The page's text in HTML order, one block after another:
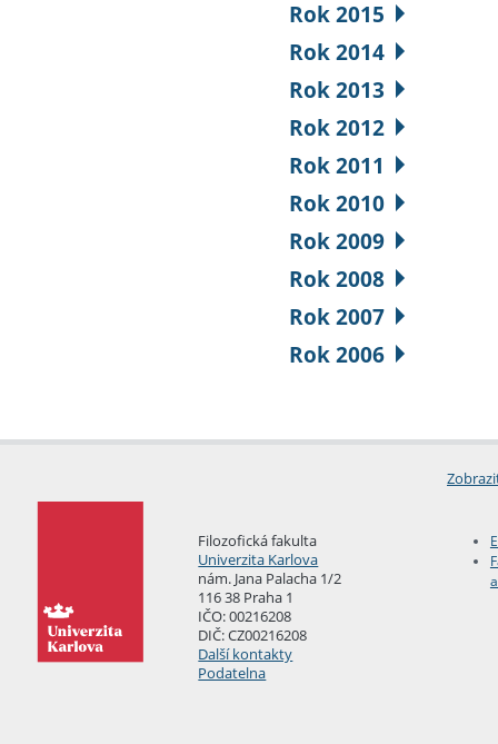
Rok 2015
Rok 2014
Rok 2013
Rok 2012
Rok 2011
Rok 2010
Rok 2009
Rok 2008
Rok 2007
Rok 2006
Filozofická fakulta
Univerzita Karlova
nám. Jana Palacha 1/2
116 38 Praha 1
IČO: 00216208
DIČ: CZ00216208
Další kontakty
Podatelna